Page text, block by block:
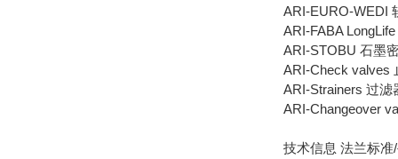
ARI-EURO-WEDI
ARI-FABA
ARI-STOBU 石墨
ARI-Check valves
ARI-Strainers 过滤
ARI-Changeover
技术信息 法兰标准